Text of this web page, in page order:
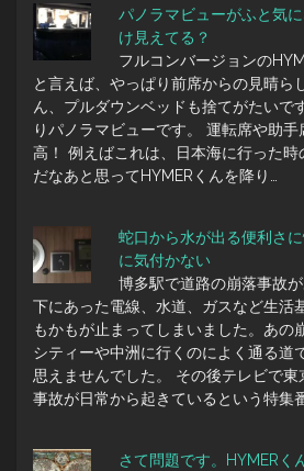
パノラマビューがふと気
け見えてる？
フルコンバージョンの
と言えば、やっぱり前席からの見晴ら
ん、プルダウンベッドも捨てがたいで
りパノラマビューです。 運転席や助
高！ 例えばこれは、日本海に行った
だなあと思ってHYMERくんを降り…
蛇口から水が出る便利さ
に気付かない
博多駅で道路の崩落事故
下にあった電線、水道、ガスなど生活
もかもが止まってしまいました。あの
シティーや中洲に行くのによく通る道
思えませんでした。 その後テレビで
事故が日常から起きているという特集番
さて問題です。HYMERく